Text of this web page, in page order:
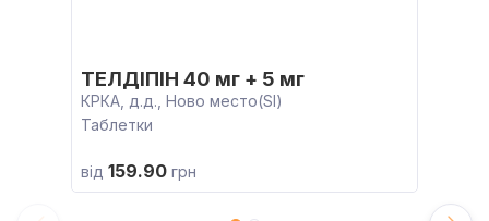
ТЕЛДІПІН 40 мг + 5 мг
КРКА, д.д., Ново место(SI)
Таблетки
від 159.90 грн